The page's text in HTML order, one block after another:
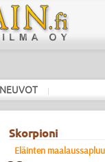
NEUVOT |
Skorpioni
Eläinten